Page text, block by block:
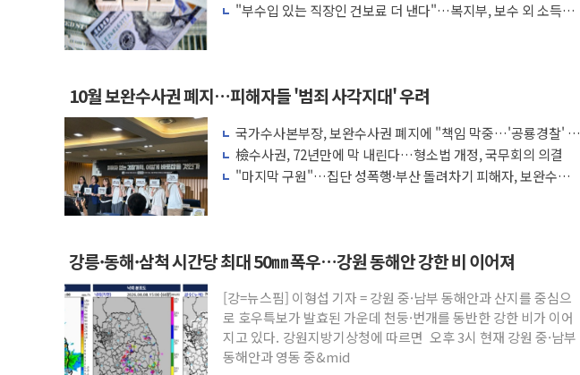
"부수입 있는 직장인 건보료 더 낸다"…복지부, 보수 외 소득월
10월 보완수사권 폐지…피해자들 '범죄 사각지대' 우려
국가수사본부장, 보완수사권 폐지에 "책임 막중…'공룡경찰' 우
려 해소"
檢수사권, 72년만에 막 내린다…형소법 개정, 국무회의 의결
"마지막 구원"…집단 성폭행·부산 돌려차기 피해자, 보완수사
강릉·동해·삼척 시간당 최대 50㎜ 폭우…강원 동해안 강한 비 이어져
[강=뉴스핌] 이형섭 기자 = 강원 중·남부 동해안과 산지를 중심으
로 호우특보가 발효된 가운데 천둥·번개를 동반한 강한 비가 이어
지고 있다. 강원지방기상청에 따르면 오후 3시 현재 강원 중·남부
동해안과 영동 중&mid